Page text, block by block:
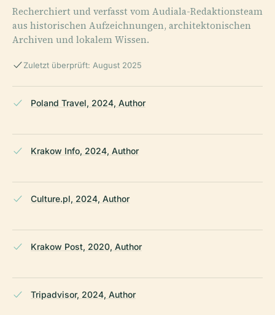
Recherchiert und verfasst vom Audiala-Redaktionsteam
aus historischen Aufzeichnungen, architektonischen
Archiven und lokalem Wissen.
Zuletzt überprüft: August 2025
Poland Travel, 2024, Author
Krakow Info, 2024, Author
Culture.pl, 2024, Author
Krakow Post, 2020, Author
Tripadvisor, 2024, Author